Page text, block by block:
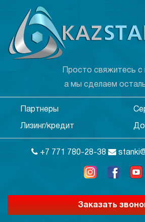
Просто свяжитесь с
а мы сделаем
Партнеры
Лизинг/кредит
+7 771 780-28-38
Заказать